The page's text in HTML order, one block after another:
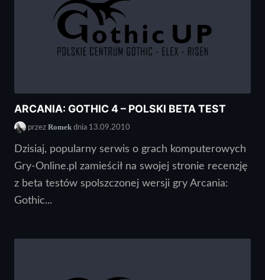
ARCANIA: GOTHIC 4 – POLSKI BETA TEST
przez Romek dnia 13.09.2010
Dzisiaj, popularny serwis o grach komputerowych
Gry-Online.pl zamieścił na swojej stronie recenzję
z beta testów spolszczonej wersji gry Arcania:
Gothic...